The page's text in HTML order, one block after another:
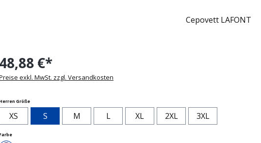
Cepovett LAFONT
48,88 €*
exkl. MwSt. zzgl. Versandkosten
Größeauswählen
XS S M L XL 2XL 3XL
auswählen